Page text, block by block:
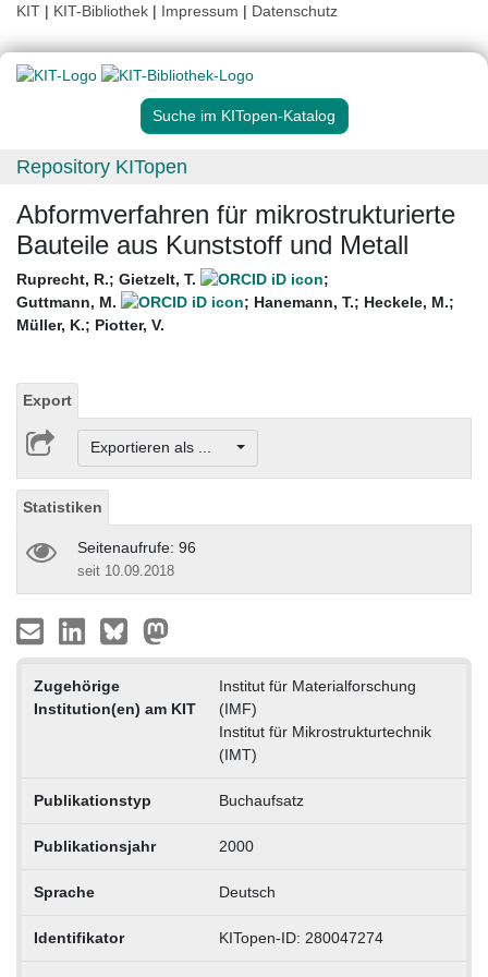
KIT | KIT-Bibliothek | Impressum | Datenschutz
Suche im KITopen-Katalog
Repository KITopen
Abformverfahren für mikrostrukturierte
Bauteile aus Kunststoff und Metall
Ruprecht, R.; Gietzelt, T.
;
Guttmann, M.
; Hanemann, T.; Heckele, M.;
Müller, K.; Piotter, V.
Export
Exportieren als ...
Statistiken
Seitenaufrufe: 96
seit 10.09.2018
Zugehörige
Institution(en) am KIT
Institut für Materialforschung
(IMF)
Institut für Mikrostrukturtechnik
(IMT)
Publikationstyp Buchaufsatz
Publikationsjahr 2000
Sprache Deutsch
Identifikator KITopen-ID: 280047274